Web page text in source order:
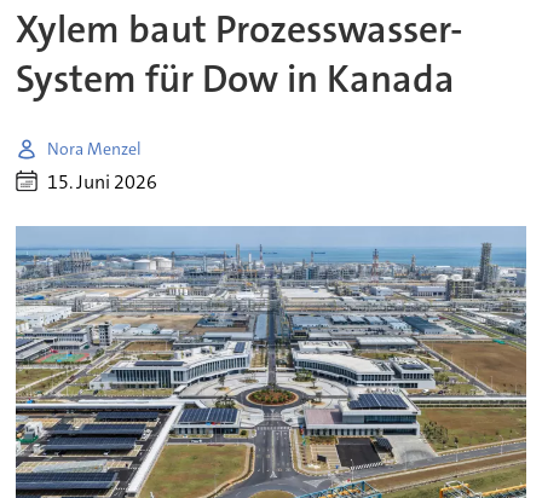
Xylem baut Prozesswasser-
System für Dow in Kanada
Nora Menzel
15. Juni 2026